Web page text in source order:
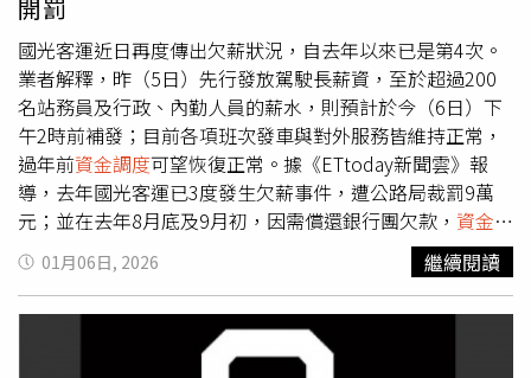
正面回應大股東未出資增資的問題。他認為對方未否認「用
子公司減資」一事，顯示這項操作確實存在，並可能削弱子
公司體質。至於陳冠如任內虧損與考績問題，Cheap強調相
關數據皆來自重訊與媒體報導，並非憑空捏造，「難道檢討
績效就是惡意抹黑？」此外，Cheap也提及自己在影片中曾
肯定雷虎在軍工題材的表現，質疑公司為何將評論解讀為全
面攻擊。最後，Cheap表示影片所有資訊皆引用自公開資
料，包括財報與新聞，強調「其實真的沒講什麼」，呼籲觀
眾可自行觀看影片內容判斷。
開罰
國光客運近日再度傳出欠薪狀況，自去年以來已是第4次。
業者解釋，昨（5日）先行發放駕駛長薪資，至於超過200
名站務員及行政、內勤人員的薪水，則預計於今（6日）下
午2時前補發；目前各項班次發車與對外服務皆維持正常，
過年前資金調度可望恢復正常。據《ETtoday新聞雲》報
導，去年國光客運已3度發生欠薪事件，遭公路局裁罰9萬
元；並在去年8月底及9月初，因需償還銀行團欠款， 資金調
度 吃緊，陸續停駛南部14條路線。未料今年1月再度拖欠員
工薪資，昨中午更有駕駛長反映薪資尚未入帳。對此，國光
客運今回應，目前資金調度仍在調節中，因此昨優先將駕駛
長薪資全數發放，其餘超過200名站務員及內勤、行政人員
的薪資，已緊急調度資金，預計於今下午2時前補齊。國光
01月06日, 2026 繼續閱讀